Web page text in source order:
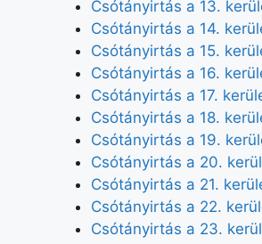
Csótányirtás a 13.
Csótányirtás a 14.
Csótányirtás a 15.
Csótányirtás a 16.
Csótányirtás a 17.
Csótányirtás a 18.
Csótányirtás a 19.
Csótányirtás a 20.
Csótányirtás a 21.
Csótányirtás a 22.
Csótányirtás a 23.